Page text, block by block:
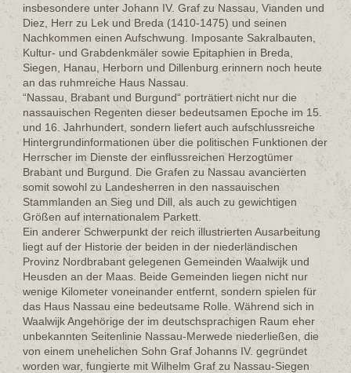
insbesondere unter Johann IV. Graf zu Nassau, Vianden und
Diez, Herr zu Lek und Breda (1410-1475) und seinen
Nachkommen einen Aufschwung. Imposante Sakralbauten,
Kultur- und Grabdenkmäler sowie Epitaphien in Breda,
Siegen, Hanau, Herborn und Dillenburg erinnern noch heute
an das ruhmreiche Haus Nassau.
“Nassau, Brabant und Burgund“ porträtiert nicht nur die
nassauischen Regenten dieser bedeutsamen Epoche im 15.
und 16. Jahrhundert, sondern liefert auch aufschlussreiche
Hintergrundinformationen über die politischen Funktionen der
Herrscher im Dienste der einflussreichen Herzogtümer
Brabant und Burgund. Die Grafen zu Nassau avancierten
somit sowohl zu Landesherren in den nassauischen
Stammlanden an Sieg und Dill, als auch zu gewichtigen
Größen auf internationalem Parkett.
Ein anderer Schwerpunkt der reich illustrierten Ausarbeitung
liegt auf der Historie der beiden in der niederländischen
Provinz Nordbrabant gelegenen Gemeinden Waalwijk und
Heusden an der Maas. Beide Gemeinden liegen nicht nur
wenige Kilometer voneinander entfernt, sondern spielen für
das Haus Nassau eine bedeutsame Rolle. Während sich in
Waalwijk Angehörige der im deutschsprachigen Raum eher
unbekannten Seitenlinie Nassau-Merwede niederließen, die
von einem unehelichen Sohn Graf Johanns IV. gegründet
worden war, fungierte mit Wilhelm Graf zu Nassau-Siegen